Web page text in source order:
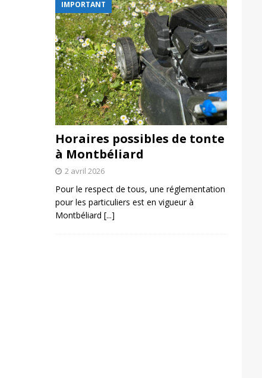
IMPORTANT
Horaires possibles de tonte
à Montbéliard
2 avril 2026
Pour le respect de tous, une réglementation
pour les particuliers est en vigueur à
Montbéliard [...]